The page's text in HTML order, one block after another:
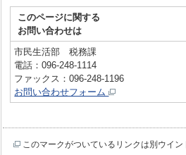
このページに関する
お問い合わせは
市民生活部 税務課
電話：096-248-1114
ファックス：096-248-1196
お問い合わせフォーム
このマークがついているリンクは別ウイ